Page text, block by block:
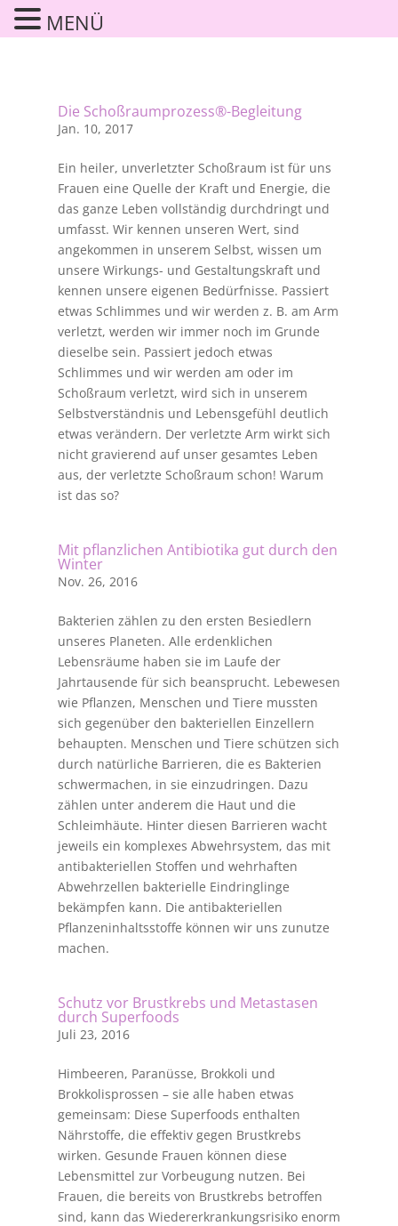
Die Schoßraumprozess®-Begleitung
Jan. 10, 2017
Ein heiler, unverletzter Schoßraum ist für uns
Frauen eine Quelle der Kraft und Energie, die
das ganze Leben vollständig durchdringt und
umfasst. Wir kennen unseren Wert, sind
angekommen in unserem Selbst, wissen um
unsere Wirkungs- und Gestaltungskraft und
kennen unsere eigenen Bedürfnisse. Passiert
etwas Schlimmes und wir werden z. B. am Arm
verletzt, werden wir immer noch im Grunde
dieselbe sein. Passiert jedoch etwas
Schlimmes und wir werden am oder im
Schoßraum verletzt, wird sich in unserem
Selbstverständnis und Lebensgefühl deutlich
etwas verändern. Der verletzte Arm wirkt sich
nicht gravierend auf unser gesamtes Leben
aus, der verletzte Schoßraum schon! Warum
ist das so?
Mit pflanzlichen Antibiotika gut durch den
Winter
Nov. 26, 2016
Bakterien zählen zu den ersten Besiedlern
unseres Planeten. Alle erdenklichen
Lebensräume haben sie im Laufe der
Jahrtausende für sich beansprucht. Lebewesen
wie Pflanzen, Menschen und Tiere mussten
sich gegenüber den bakteriellen Einzellern
behaupten. Menschen und Tiere schützen sich
durch natürliche Barrieren, die es Bakterien
schwermachen, in sie einzudringen. Dazu
zählen unter anderem die Haut und die
Schleimhäute. Hinter diesen Barrieren wacht
jeweils ein komplexes Abwehrsystem, das mit
antibakteriellen Stoffen und wehrhaften
Abwehrzellen bakterielle Eindringlinge
bekämpfen kann. Die antibakteriellen
Pflanzeninhaltsstoffe können wir uns zunutze
machen.
Schutz vor Brustkrebs und Metastasen
durch Superfoods
Juli 23, 2016
Himbeeren, Paranüsse, Brokkoli und
Brokkolisprossen – sie alle haben etwas
gemeinsam: Diese Superfoods enthalten
Nährstoffe, die effektiv gegen Brustkrebs
wirken. Gesunde Frauen können diese
Lebensmittel zur Vorbeugung nutzen. Bei
Frauen, die bereits von Brustkrebs betroffen
sind, kann das Wiedererkrankungsrisiko enorm
MENÜ